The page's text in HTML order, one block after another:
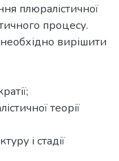
плюралістичної
процесу.
вирішити
теорії
і стадії